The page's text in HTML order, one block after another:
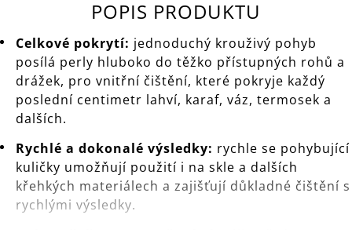
POPIS PRODUKTU
Celkové pokrytí: jednoduchý krouživý pohyb
posílá perly hluboko do těžko přístupných rohů a
drážek, pro vnitřní čištění, které pokryje každý
poslední centimetr lahví, karaf, váz, termosek a
dalších.
Rychlé a dokonalé výsledky: rychle se pohybující
kuličky umožňují použití i na skle a dalších
křehkých materiálech a zajišťují důkladné čištění s
rychlými výsledky.